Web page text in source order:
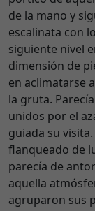
de la mano y
escalinata con
siguiente nivel
dimensión de
en aclimatarse
la gruta.
unidos por el
guiada su
flanqueado de
parecía de
aquella
agruparon sus